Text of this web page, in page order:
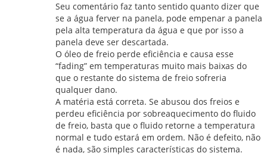
Seu comentário faz tanto sentido quanto dizer que
se a água ferver na panela, pode empenar a panela
pela alta temperatura da água e que por isso a
panela deve ser descartada.
O óleo de freio perde eficiência e causa esse
“fading” em temperaturas muito mais baixas do
que o restante do sistema de freio sofreria
qualquer dano.
A matéria está correta. Se abusou dos freios e
perdeu eficiência por sobreaquecimento do fluido
de freio, basta que o fluido retorne a temperatura
normal e tudo estará em ordem. Não é defeito, não
é nada, são simples características do sistema.